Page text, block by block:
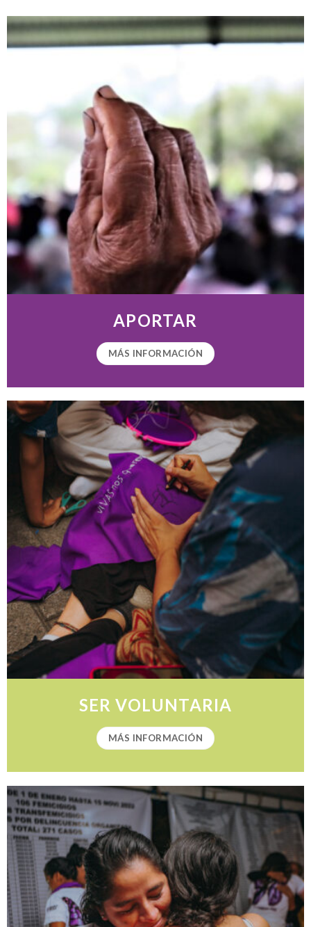
APORTAR
MÁS INFORMACIÓN
SER VOLUNTARIA
MÁS INFORMACIÓN